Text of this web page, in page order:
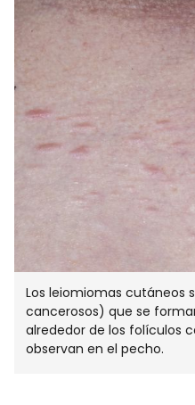
Los leiomiomas cutáneos
cancerosos) que se
alrededor de los folículos
observan en el pecho.